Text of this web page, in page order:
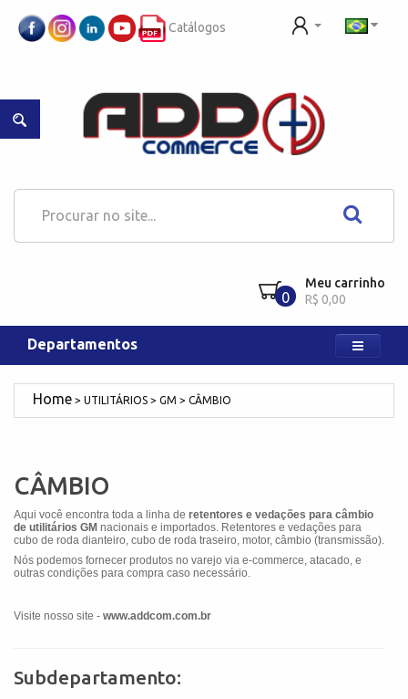
Catálogos
0
Meu carrinho
R$ 0,00
Departamentos
UTILITÁRIOS GM CÂMBIO
CÂMBIO
Aqui você encontra toda a linha de retentores e vedações para câmbio
de utilitários GM nacionais e importados. Retentores e vedações para
cubo de roda dianteiro, cubo de roda traseiro, motor, câmbio (transmissão).
Nós podemos fornecer produtos no varejo via e-commerce, atacado, e
outras condições para compra caso necessário.
Visite nosso site - www.addcom.com.br
Subdepartamento: